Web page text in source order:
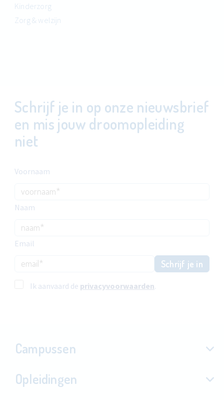
Kinderzorg
Zorg & welzijn
Schrijf je in op onze nieuwsbrief
en mis jouw droomopleiding
niet
Voornaam
Naam
Email
Schrijf je in
Ik aanvaard de privacyvoorwaarden.
Campussen
Opleidingen